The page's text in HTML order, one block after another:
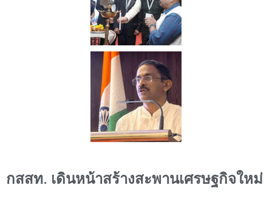
กสสท. เดินหน้าสร้างสะพานเศรษฐกิจใหม่